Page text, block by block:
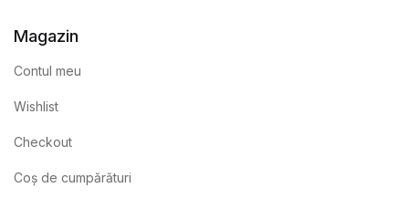
Magazin
Contul meu
Wishlist
Checkout
Coș de cumpărături